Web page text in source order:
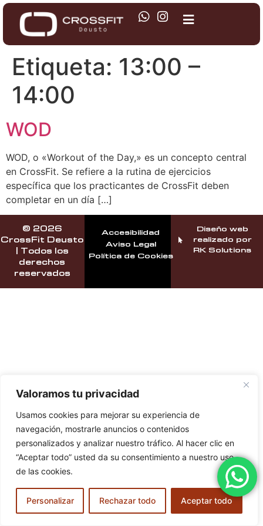
Valoramos tu privacidad
Usamos cookies para mejorar su experiencia de
navegación, mostrarle anuncios o contenidos
personalizados y analizar nuestro tráfico. Al hacer clic en
“Aceptar todo” usted da su consentimiento a nuestro uso
de las cookies.
Personalizar Rechazar todo Aceptar todo
Etiqueta: 13:00 –
14:00
WOD
WOD, o «Workout of the Day,» es un concepto central
en CrossFit. Se refiere a la rutina de ejercicios
específica que los practicantes de CrossFit deben
completar en un día […]
© 2026
CrossFit Deusto
| Todos los
derechos
reservados
Accesibilidad
Aviso Legal
Política de Cookies
Diseño web
realizado por
RK Solutions